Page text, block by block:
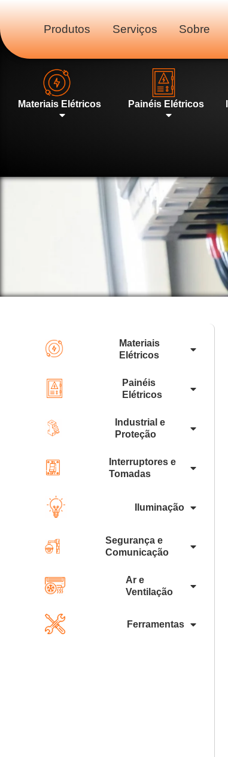
Produtos Serviços Sobre
Materiais Elétricos Painéis Elétricos
Materiais
Elétricos
Painéis
Elétricos
Industrial e
Proteção
Interruptores e
Tomadas
Iluminação
Segurança e
Comunicação
Ar e
Ventilação
Ferramentas